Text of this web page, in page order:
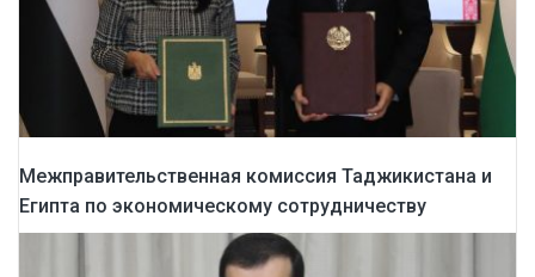
Межправительственная комиссия Таджикистана и
Египта по экономическому сотрудничеству